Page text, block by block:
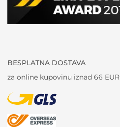
BESPLATNA DOSTAVA
za online kupovinu iznad 66 EUR